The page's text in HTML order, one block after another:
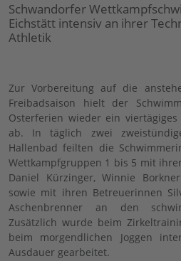
Schwandorfer
Eichstätt intensiv an ihrer
Athletik
Zur Vorbereitung auf die
Freibadsaison hielt der
Osterferien wieder ein
ab. In täglich zwei
Hallenbad feilten die
Wettkampfgruppen 1 bis 5 mit
Daniel Kürzinger, Winnie
sowie mit ihren Betreuerinnen
Aschenbrenner an den
Zusätzlich wurde beim
beim morgendlichen Joggen
Ausdauer gearbeitet.